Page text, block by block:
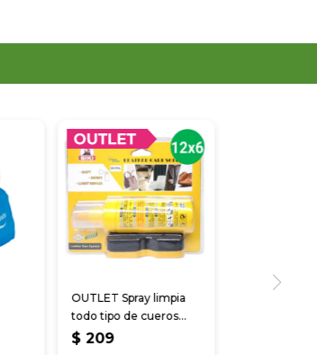
OUTLET Spray limpia
todo tipo de cueros
con cepillo 150 ml
$ 209